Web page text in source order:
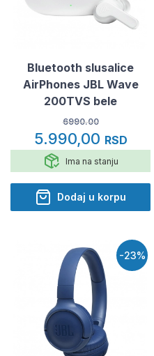
Bluetooth slusalice
AirPhones JBL Wave
200TVS bele
6990.00
5.990,00 RSD
Ima na stanju
Dodaj u korpu
-23%